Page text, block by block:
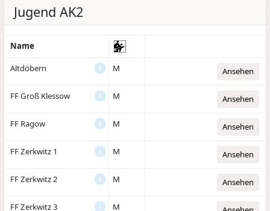
Jugend AK2
Name
Altdöbern i M Ansehen
FF Groß Klessow i M Ansehen
FF Ragow i M Ansehen
FF Zerkwitz 1 i M Ansehen
FF Zerkwitz 2 i M Ansehen
FF Zerkwitz 3 i M